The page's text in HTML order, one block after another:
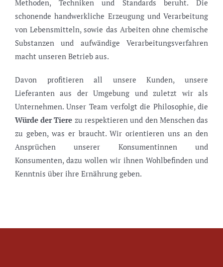
Methoden, Techniken und Standards beruht. Die
schonende handwerkliche Erzeugung und Verarbeitung
von Lebensmitteln, sowie das Arbeiten ohne chemische
Substanzen und aufwändige Verarbeitungsverfahren
macht unseren Betrieb aus.
Davon profitieren all unsere Kunden, unsere
Lieferanten aus der Umgebung und zuletzt wir als
Unternehmen. Unser Team verfolgt die Philosophie, die
Würde der Tiere zu respektieren und den Menschen das
zu geben, was er braucht. Wir orientieren uns an den
Ansprüchen unserer Konsumentinnen und
Konsumenten, dazu wollen wir ihnen Wohlbefinden und
Kenntnis über ihre Ernährung geben.